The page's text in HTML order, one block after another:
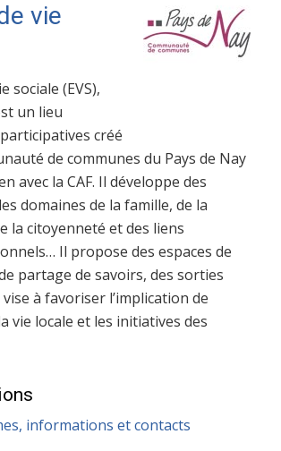
vie
sociale (EVS),
un lieu
créé
de communes du Pays de Nay
avec la CAF. Il développe des
domaines de la famille, de la
la citoyenneté et des liens
Il propose des espaces de
partage de savoirs, des sorties
à favoriser l’implication de
vie locale et les initiatives des
informations et contacts